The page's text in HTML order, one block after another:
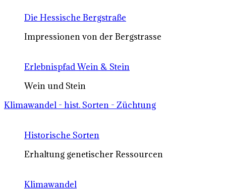
Die Hessische Bergstraße
Impressionen von der Bergstrasse
Erlebnispfad Wein & Stein
Wein und Stein
Klimawandel - hist. Sorten - Züchtung
Historische Sorten
Erhaltung genetischer Ressourcen
Klimawandel